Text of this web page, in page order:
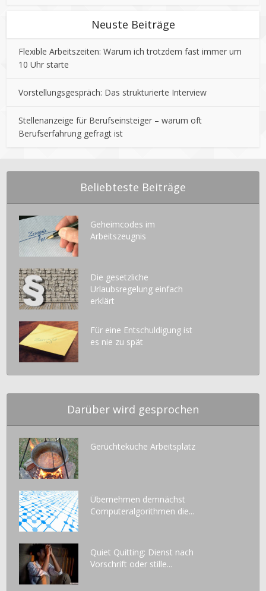
Neuste Beiträge
Flexible Arbeitszeiten: Warum ich trotzdem fast immer um
10 Uhr starte
Vorstellungsgespräch: Das strukturierte Interview
Stellenanzeige für Berufseinsteiger – warum oft
Berufserfahrung gefragt ist
Beliebteste Beiträge
Geheimcodes im
Arbeitszeugnis
Die gesetzliche
Urlaubsregelung einfach
erklärt
Für eine Entschuldigung ist
es nie zu spät
Darüber wird gesprochen
Gerüchteküche Arbeitsplatz
Übernehmen demnächst
Computeralgorithmen die...
Quiet Quitting: Dienst nach
Vorschrift oder stille...